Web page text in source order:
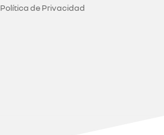
Política de Privacidad